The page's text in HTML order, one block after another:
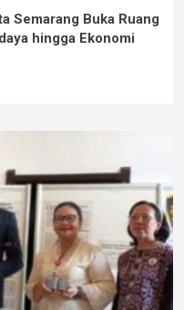
Semarang Buka Ruang
hingga Ekonomi